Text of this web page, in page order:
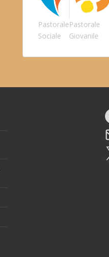
Pastorale
Sociale
Pastorale
Giovanile